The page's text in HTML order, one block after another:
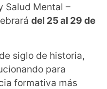
Salud Mental –
del 25 al 29 de
siglo de historia,
para
formativa más